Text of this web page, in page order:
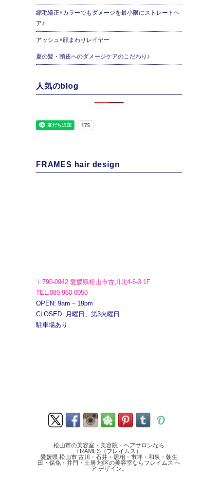
縮毛矯正×カラーでもダメージを最小限にストレートヘ
ア♪
アッシュ×顔まわりレイヤー
夏の髪・頭皮へのダメージケアのこだわり♪
人気のblog
FRAMES hair design
〒790-0942 愛媛県松山市古川北4-6-3 1F
TEL.089-960-0050
OPEN: 9am – 19pm
CLOSED: 月曜日、第3火曜日
駐車場あり
松山市の美容室・美容院・ヘアサロンなら
FRAMES（フレイムス）
愛媛県 松山市 古川・石井・居相・市坪・和泉・朝生
田・保免・井門・土居 地区の美容室ならフレイムス ヘ
ア デザイン。